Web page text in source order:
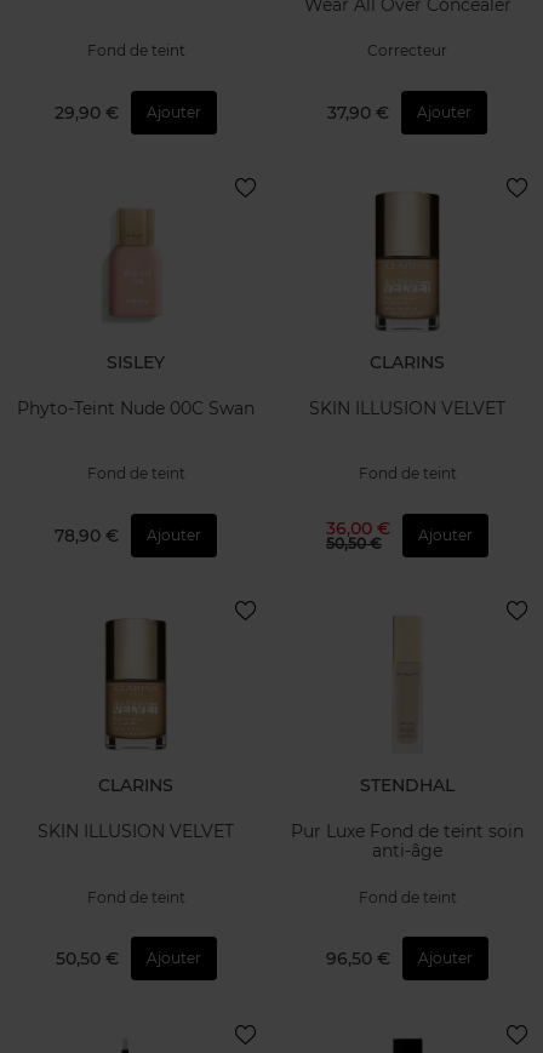
Fond de teint
29,90 € Ajouter
Wear All Over Concealer
Correcteur
37,90 € Ajouter
SISLEY
Phyto-Teint Nude 00C Swan
Fond de teint
78,90 € Ajouter
CLARINS
SKIN ILLUSION VELVET
Fond de teint
36,00 €
50,50 € Ajouter
CLARINS
SKIN ILLUSION VELVET
Fond de teint
50,50 € Ajouter
STENDHAL
Pur Luxe Fond de teint soin
anti-âge
Fond de teint
96,50 € Ajouter